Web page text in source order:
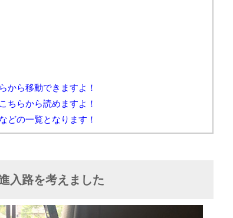
ら移動できますよ！
らから読めますよ！
の一覧となります！
入路を考えました